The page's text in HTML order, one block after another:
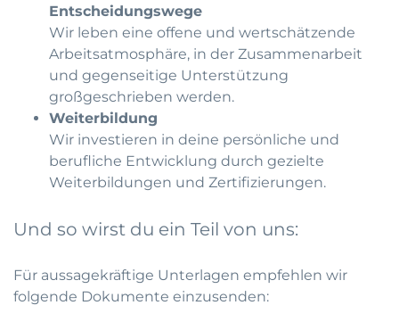
Entscheidungswege
Wir leben eine offene und wertschätzende
Arbeitsatmosphäre, in der Zusammenarbeit
und gegenseitige Unterstützung
großgeschrieben werden.
Weiterbildung
Wir investieren in deine persönliche und
berufliche Entwicklung durch gezielte
Weiterbildungen und Zertifizierungen.
Und so wirst du ein Teil von uns:
Für aussagekräftige Unterlagen empfehlen wir
folgende Dokumente einzusenden: